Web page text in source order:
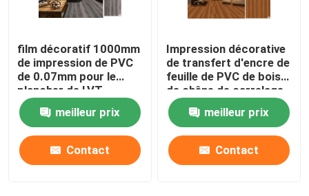
film décoratif 1000mm
de impression de PVC
de 0.07mm pour le
plancher de LVT
meilleur prix
Contact
Impression décorative
de transfert d'encre de
feuille de PVC de bois
de chêne de carrelage
de vinyle
meilleur prix
Contact